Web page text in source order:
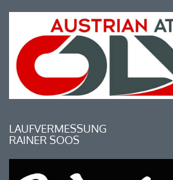
LAUFVERMESSUNG
RAINER SOOS